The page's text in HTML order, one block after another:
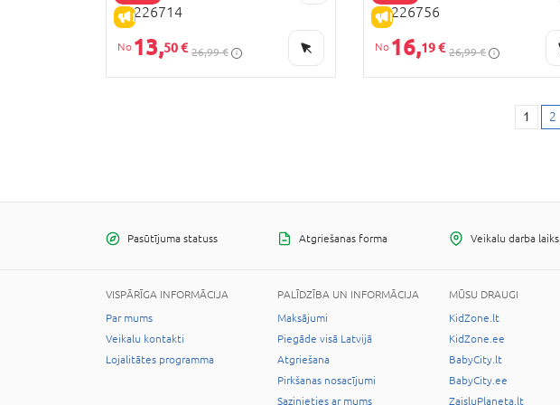
IZPĀRDOŠANA
13226714
13,50 € 26,99 €
IZPĀRDOŠANA
13226756
16,19 € 26,99 €
1 2
Pasūtījuma statuss Atgriešanas forma Veikalu darba laiks
VISPĀRĪGA INFORMĀCIJA
Par mums
Veikalu kontakti
Lojalitātes programma
PALĪDZĪBA UN INFORMĀCIJA
Maksājumi
Piegāde visā Latvijā
Atgriešana
Pirkšanas nosacījumi
Sazinieties ar mums
MŪSU DRAUGI
KidZone.lt
KidZone.ee
BabyCity.lt
BabyCity.ee
ZaisluPlaneta.lt